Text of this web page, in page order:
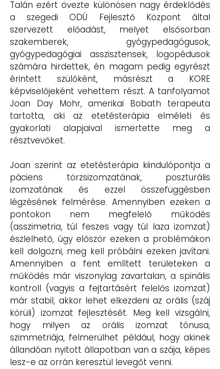
Talán ezért övezte különösen nagy érdeklődés
a szegedi ODÚ Fejlesztő Központ által
szervezett előadást, melyet elsősorban
szakemberek, gyógypedagógusok,
gyógypedagógiai asszisztensek, logopédusok
számára hirdettek, én magam pedig egyrészt
érintett szülőként, másrészt a KORE
képviselőjeként vehettem részt. A tanfolyamot
Joan Day Mohr, amerikai Bobath terapeuta
tartotta, aki az etetésterápia elméleti és
gyakorlati alapjaival ismertette meg a
résztvevőket.
Joan szerint az etetésterápia kiindulópontja a
páciens törzsizomzatának, poszturális
izomzatának és ezzel összefüggésben
légzésének felmérése. Amennyiben ezeken a
pontokon nem megfelelő működés
(asszimetria, túl feszes vagy túl laza izomzat)
észlelhető, úgy először ezeken a problémákon
kell dolgozni, meg kell próbálni ezeken javítani.
Amennyiben a fent említett területeken a
működés már viszonylag zavartalan, a spinális
kontroll (vagyis a fejtartásért felelős izomzat)
már stabil, akkor lehet elkezdeni az orális (száj
körüli) izomzat fejlesztését. Meg kell vizsgálni,
hogy milyen az orális izomzat tónusa,
szimmetriája, felmerülhet például, hogy akinek
állandóan nyitott állapotban van a szája, képes
lesz-e az orrán keresztül levegőt venni.